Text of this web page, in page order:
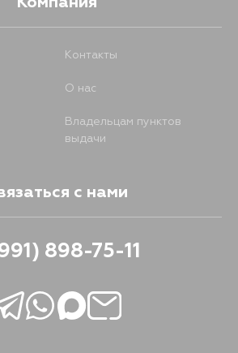
Контакты
О нас
Владельцам пунктов
выдачи
с нами
898-75-11